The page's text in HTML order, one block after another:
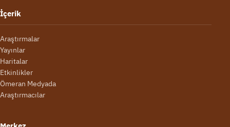
İçerik
Araştırmalar
Yayınlar
Haritalar
Etkinlikler
Ömeran Medyada
Araştırmacılar